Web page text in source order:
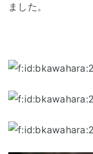
ました。